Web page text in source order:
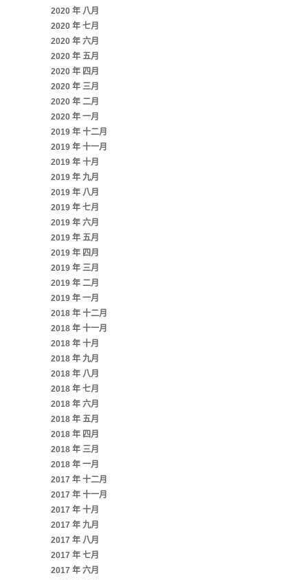
2020 年 八月
2020 年 七月
2020 年 六月
2020 年 五月
2020 年 四月
2020 年 三月
2020 年 二月
2020 年 一月
2019 年 十二月
2019 年 十一月
2019 年 十月
2019 年 九月
2019 年 八月
2019 年 七月
2019 年 六月
2019 年 五月
2019 年 四月
2019 年 三月
2019 年 二月
2019 年 一月
2018 年 十二月
2018 年 十一月
2018 年 十月
2018 年 九月
2018 年 八月
2018 年 七月
2018 年 六月
2018 年 五月
2018 年 四月
2018 年 三月
2018 年 一月
2017 年 十二月
2017 年 十一月
2017 年 十月
2017 年 九月
2017 年 八月
2017 年 七月
2017 年 六月